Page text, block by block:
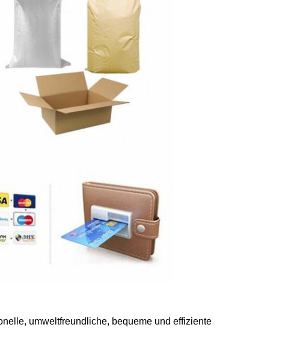
umweltfreundliche, bequeme und effiziente